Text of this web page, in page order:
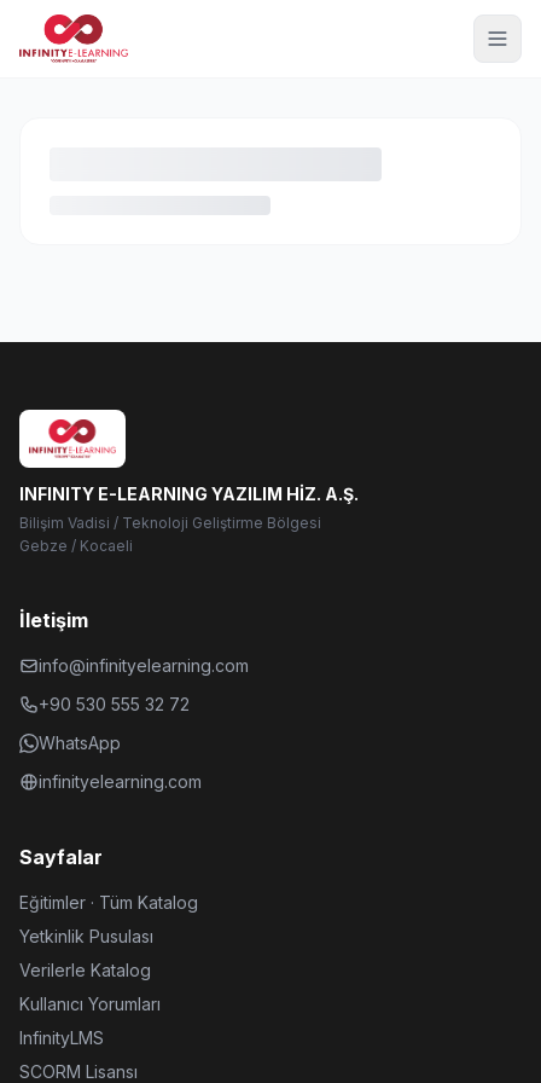
INFINITY E-LEARNING YAZILIM HİZ. A.Ş.
Bilişim Vadisi / Teknoloji Geliştirme Bölgesi
Gebze / Kocaeli
İletişim
info@infinityelearning.com
+90 530 555 32 72
WhatsApp
infinityelearning.com
Sayfalar
Eğitimler · Tüm Katalog
Yetkinlik Pusulası
Verilerle Katalog
Kullanıcı Yorumları
InfinityLMS
SCORM Lisansı